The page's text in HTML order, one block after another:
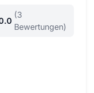
(3
Bewertungen)